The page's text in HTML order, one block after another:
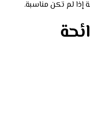
إذا لم تكن مناسبة.